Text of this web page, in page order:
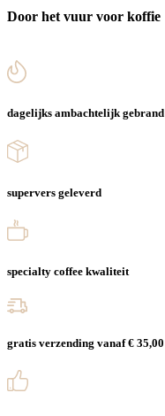
Door het vuur voor koffie
dagelijks ambachtelijk gebrand
supervers geleverd
specialty coffee kwaliteit
gratis verzending vanaf € 35,00